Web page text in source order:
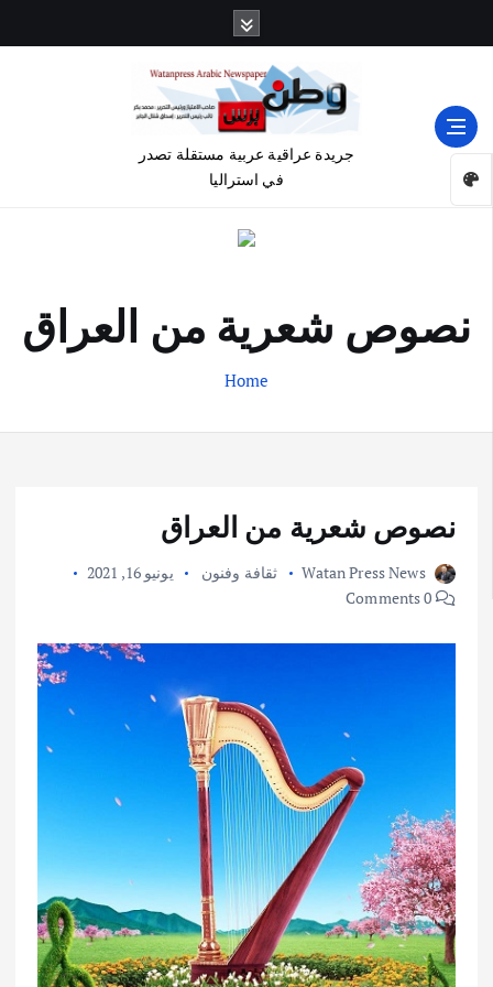
جريدة عراقية عربية مستقلة تصدر
في استراليا
نصوص شعرية من العراق
Home
نصوص شعرية من العراق
Watan Press News ثقافة وفنون
يونيو 16, 2021